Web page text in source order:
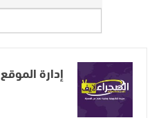
إدارة الموقع